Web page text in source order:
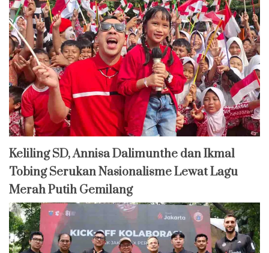
Keliling SD, Annisa Dalimunthe dan Ikmal
Tobing Serukan Nasionalisme Lewat Lagu
Merah Putih Gemilang